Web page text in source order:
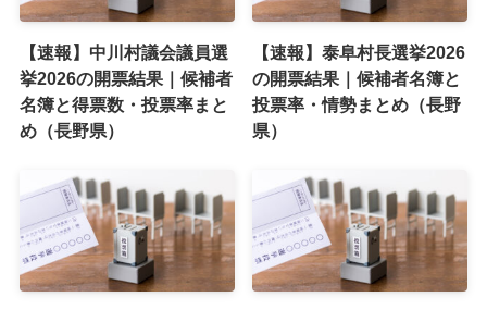
【速報】中川村議会議員選
挙2026の開票結果｜候補者
名簿と得票数・投票率まと
め（長野県）
【速報】泰阜村長選挙2026
の開票結果｜候補者名簿と
投票率・情勢まとめ（長野
県）